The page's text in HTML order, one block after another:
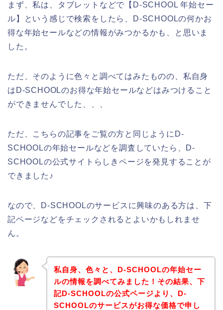
まず、私は、タブレットなどで【D-SCHOOL 年始セー
ル】という感じで検索をしたら、D-SCHOOLの何かお
得な年始セールなどの情報がみつかるかも、と思いま
した。
ただ、そのように色々と調べてはみたものの、私自身
はD-SCHOOLのお得な年始セールなどはみつけること
ができませんでした、、、
ただ、こちらの記事をご覧の方と同じようにD-
SCHOOLの年始セールなどを調査していたら、D-
SCHOOLの公式サイトらしきページを発見することが
できました♪
なので、D-SCHOOLのサービスに興味のある方は、下
記ページなどをチェックされるとよいかもしれませ
ん。
私自身、色々と、D-SCHOOLの年始セー
ルの情報を調べてみました！その結果、下
記D-SCHOOLの公式ページより、D-
SCHOOLのサービスがお得な価格で申し